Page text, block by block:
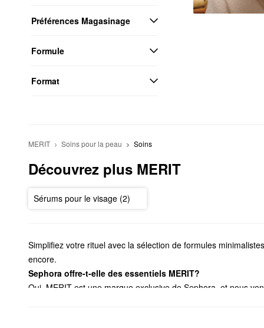
Préférences Magasinage
Formule
Format
MERIT Soins pour la peau Soins
Découvrez plus MERIT
Sérums pour le visage (2)
Simplifiez votre rituel avec la sélection de formules
encore.
Sephora offre-t-elle des essentiels MERIT?
Oui, MERIT est une marque exclusive de Sephora, et nous